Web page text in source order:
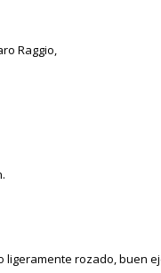
Raggio,
ligeramente rozado, buen